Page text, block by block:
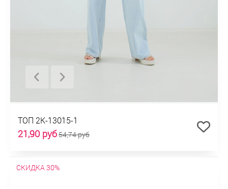
ТОП 2К-13015-1
21,90 руб54,74 руб
СКИДКА 30%